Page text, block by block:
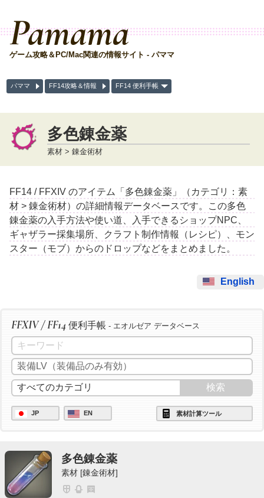
Pamama
ゲーム攻略＆PC/Mac関連の情報サイト - パママ
パママ FF14攻略＆情報 FF14 便利手帳
多色錬金薬
素材 > 錬金術材
FF14 / FFXIV のアイテム「多色錬金薬」（カテゴリ：素
材 > 錬金術材）の詳細情報データベースです。この多色
錬金薬の入手方法や使い道、入手できるショップNPC、
ギャザラー採集場所、クラフト制作情報（レシピ）、モン
スター（モブ）からのドロップなどをまとめました。
English
FFXIV / FF14 便利手帳 - エオルゼア データベース
JP EN 素材計算ツール
多色錬金薬
素材 [錬金術材]